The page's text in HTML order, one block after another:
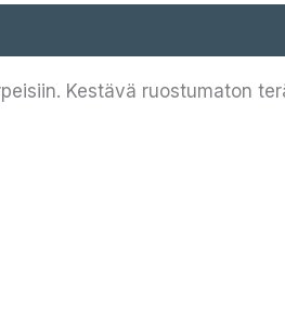
Kestävä ruostumaton